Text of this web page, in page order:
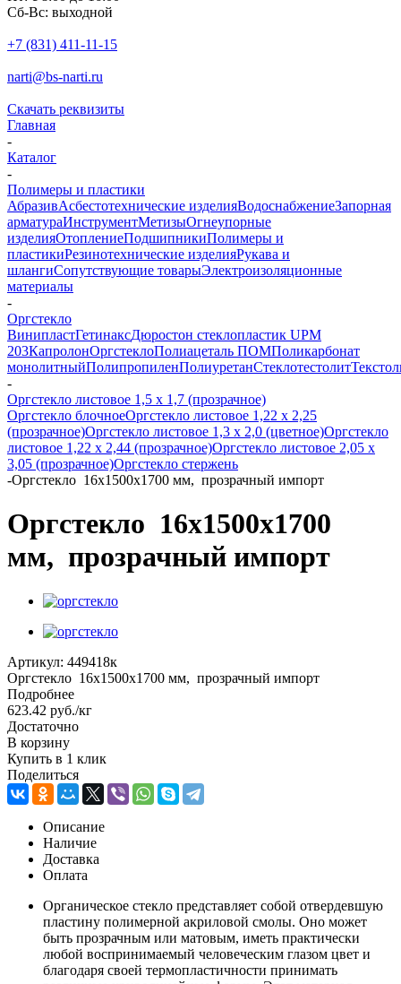
Сб-Вс: выходной
+7 (831) 411-11-15
narti@bs-narti.ru
Скачать реквизиты
Главная
-
Каталог
-
Полимеры и пластики
АбразивАсбестотехнические изделияВодоснабжениеЗапорная
арматураИнструментМетизыОгнеупорные
изделияОтоплениеПодшипникиПолимеры и
пластикиРезинотехнические изделияРукава и
шлангиСопутствующие товарыЭлектроизоляционные
материалы
-
Оргстекло
ВинипластГетинаксДюростон стеклопластик UPM
203КапролонОргстеклоПолиацеталь ПОМПоликарбонат
монолитныйПолипропиленПолиуретанСтеклотестолит
-
Оргстекло листовое 1,5 х 1,7 (прозрачное)
Оргстекло блочноеОргстекло листовое 1,22 х 2,25
(прозрачное)Оргстекло листовое 1,3 х 2,0 (цветное)Оргстекло
листовое 1,22 х 2,44 (прозрачное)Оргстекло листовое 2,05 х
3,05 (прозрачное)Оргстекло стержень
-Оргстекло 16x1500x1700 мм, прозрачный импорт
Оргстекло 16x1500x1700
мм, прозрачный импорт
Артикул: 449418к
Оргстекло 16x1500x1700 мм, прозрачный импорт
Подробнее
623.42 руб./кг
Достаточно
В корзину
Купить в 1 клик
Поделиться
Описание
Наличие
Доставка
Оплата
Органическое стекло представляет собой отвердевшую
пластину полимерной акриловой смолы. Оно может
быть прозрачным или матовым, иметь практически
любой воспринимаемый человеческим глазом цвет и
благодаря своей термопластичности принимать